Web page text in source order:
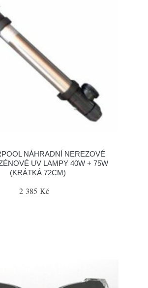
NÁHRADNÍ NEREZOVÉ
UV LAMPY 40W + 75W
(KRÁTKÁ 72CM)
2 385 Kč